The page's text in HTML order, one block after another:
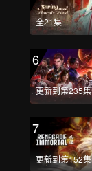
全21集
6
更新到第235集
7
更新到第152集